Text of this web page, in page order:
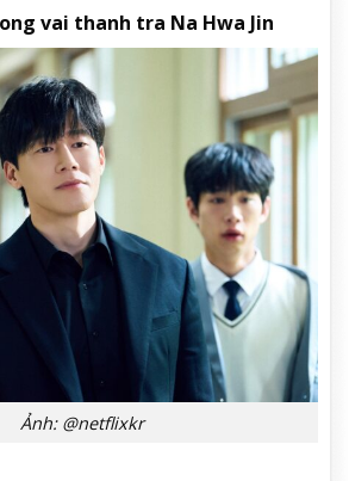
vai thanh tra Na Hwa Jin
Ảnh: @netflixkr